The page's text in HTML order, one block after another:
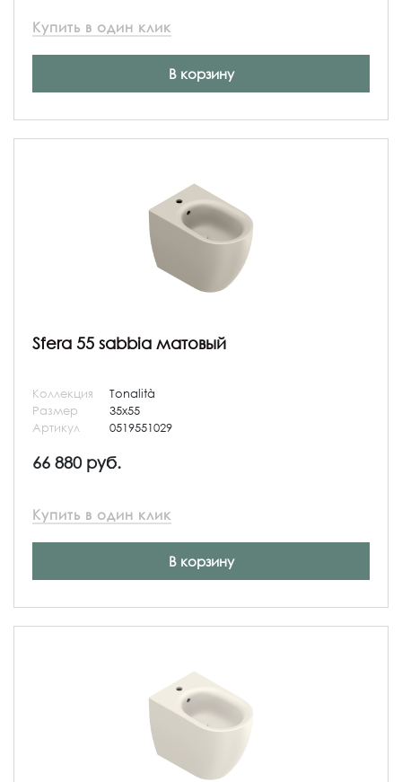
Купить в один клик
В корзину
Sfera 55 sabbia матовый
Коллекция
Tonalità
Размер
35x55
Артикул
0519551029
66 880 руб.
Купить в один клик
В корзину